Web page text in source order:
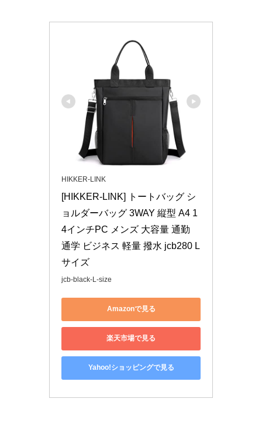
HIKKER-LINK
[HIKKER-LINK] トートバッグ シ
ョルダーバッグ 3WAY 縦型 A4 1
4インチPC メンズ 大容量 通勤
通学 ビジネス 軽量 撥水 jcb280 L
サイズ
jcb-black-L-size
Amazonで見る
楽天市場で見る
Yahoo!ショッピングで見る